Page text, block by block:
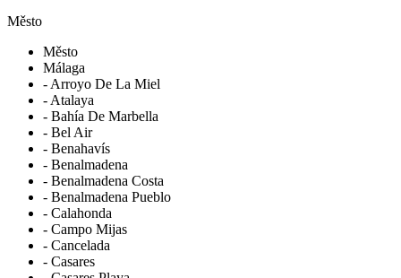
Město
Město
Málaga
- Arroyo De La Miel
- Atalaya
- Bahía De Marbella
- Bel Air
- Benahavís
- Benalmadena
- Benalmadena Costa
- Benalmadena Pueblo
- Calahonda
- Campo Mijas
- Cancelada
- Casares